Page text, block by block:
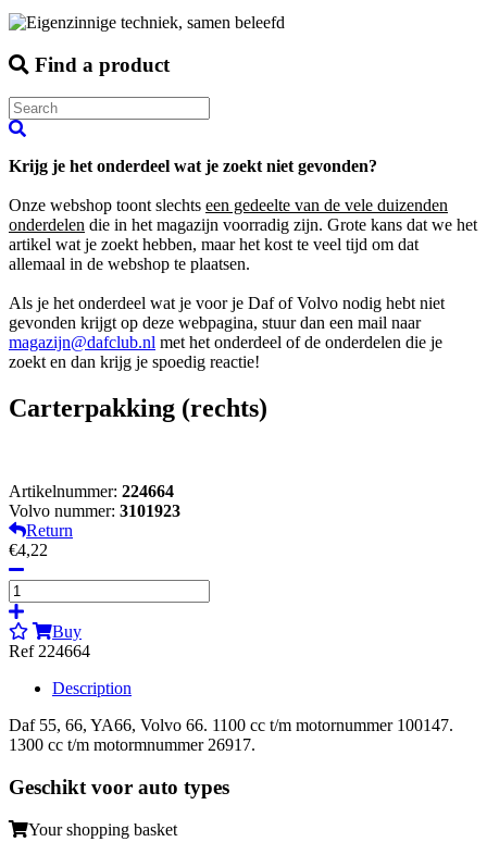
Find a product
Krijg je het onderdeel wat je zoekt niet gevonden?
Onze webshop toont slechts een gedeelte van de vele duizenden
onderdelen die in het magazijn voorradig zijn. Grote kans dat we het
artikel wat je zoekt hebben, maar het kost te veel tijd om dat
allemaal in de webshop te plaatsen.
Als je het onderdeel wat je voor je Daf of Volvo nodig hebt niet
gevonden krijgt op deze webpagina, stuur dan een mail naar
magazijn@dafclub.nl met het onderdeel of de onderdelen die je
zoekt en dan krijg je spoedig reactie!
Carterpakking (rechts)
Artikelnummer: 224664
Volvo nummer: 3101923
Return
€4,22
Buy
Ref 224664
Description
Daf 55, 66, YA66, Volvo 66. 1100 cc t/m motornummer 100147.
1300 cc t/m motormnummer 26917.
Geschikt voor auto types
Your shopping basket